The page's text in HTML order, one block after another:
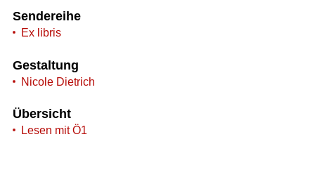
Sendereihe
Ex libris
Gestaltung
Nicole Dietrich
Übersicht
Lesen mit Ö1